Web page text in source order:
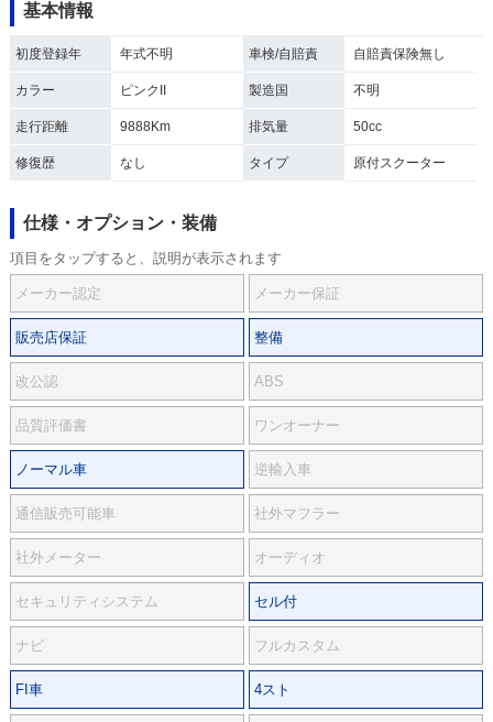
基本情報
初度登録年 年式不明 車検/自賠責 自賠責保険無し
カラー ピンクII 製造国 不明
走行距離 9888Km 排気量 50cc
修復歴 なし タイプ 原付スクーター
仕様・オプション・装備
項目をタップすると、説明が表示されます
メーカー認定 メーカー保証
販売店保証 整備
改公認 ABS
品質評価書 ワンオーナー
ノーマル車 逆輸入車
通信販売可能車 社外マフラー
社外メーター オーディオ
セキュリティシステム セル付
ナビ フルカスタム
FI車 4スト